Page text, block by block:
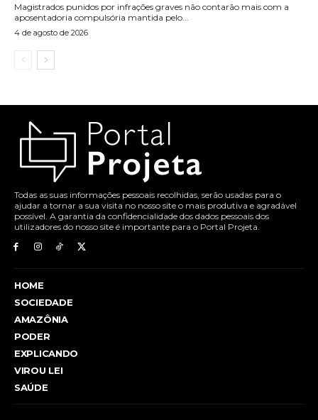
Magistrados punidos por infrações graves não contarão mais com a
aposentadoria compulsória mantida pelo...
4 de agosto de 2026
Todas as suas informações pessoais recolhidas, serão usadas para o
ajudar a tornar a sua visita no nosso site o mais produtiva e agradável
possível. A garantia da confidencialidade dos dados pessoais dos
utilizadores do nosso site é importante para o Portal Projeta.
HOME
SOCIEDADE
AMAZÔNIA
PODER
EXPLICANDO
VIROU LEI
SAÚDE